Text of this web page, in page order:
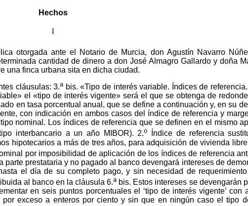
Hechos
otorgada ante el Notario de Murcia, don Agustín Navarro
cantidad de dinero a don José Almagro Gallardo y doña
una finca urbana sita en dicha ciudad.
cláusulas: 3.a bis. «Tipo de interés variable. Índices de
el «tipo de interés vigente» será el que se obtenga de
en tasa porcentual anual, que se define a continuación y, en su
con indicación en ambos casos del índice de referencia y
nominal. Los índices de referencia que se definen en el mismo
interbancario a un año MIBOR). 2.o
Índice de referencia
hipotecarios a más de tres años, para adquisición de vivienda
por imposibilidad de aplicación de los índices de referencia
prestataria y no pagado al banco devengará intereses de
el día de su completo pago, y sin necesidad de
al banco en la cláusula 6.a bis. Estos intereses se devengarán
en seis puntos porcentuales el ‘tipo de interés vigente’ con
por exceso a enteros por ciento y sin que en ningún caso el tipo